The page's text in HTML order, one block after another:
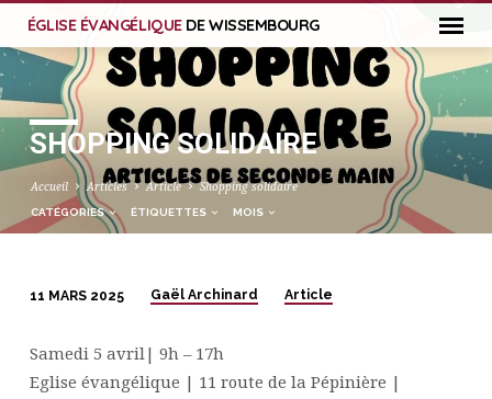
ÉGLISE ÉVANGÉLIQUE DE WISSEMBOURG
SHOPPING SOLIDAIRE
Accueil Articles Article Shopping solidaire
CATÉGORIES ÉTIQUETTES MOIS
SOLIDAIRE
11 MARS 2025 Gaël Archinard Article
Samedi 5 avril| 9h – 17h
Eglise évangélique | 11 route de la Pépinière |